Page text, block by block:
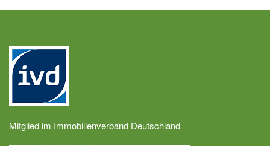
Mitglied im Immobilienverband Deutschland